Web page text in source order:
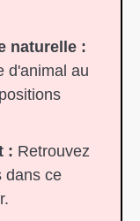
naturelle :
d'animal au
: Retrouvez
dans ce